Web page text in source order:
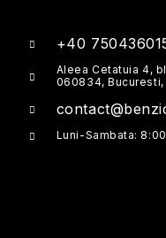
+40
Aleea Cetatuia 4,
060834, Bucuresti,
Luni-Sambata: